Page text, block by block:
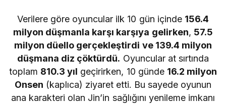
Verilere göre oyuncular ilk 10 gün içinde 156.4
milyon düşmanla karşı karşıya gelirken, 57.5
milyon düello gerçekleştirdi ve 139.4 milyon
düşmana diz çöktürdü. Oyuncular at sırtında
toplam 810.3 yıl geçirirken, 10 günde 16.2 milyon
Onsen (kaplıca) ziyaret etti. Bu sayede oyunun
ana karakteri olan Jin’in sağlığını yenileme imkanı